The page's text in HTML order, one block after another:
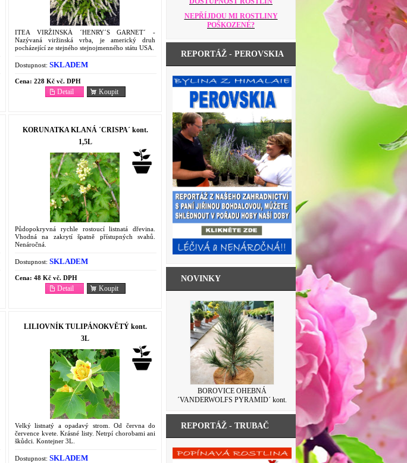
ITEA VIRŽINSKÁ ´HENRY´S GARNET´ -
Nazývaná viržinská vrba, je americký druh
pocházející ze stejného stejnojmenného státu USA.
Dostupnost: SKLADEM
Cena: 228 Kč vč. DPH
Koupit
Detail
KORUNATKA KLANÁ ´CRISPA´ kont.
1,5L
Půdopokryvná rychle rostoucí listnatá dřevina.
Vhodná na zakrytí špatně přístupných svahů.
Nenáročná.
Dostupnost: SKLADEM
Cena: 48 Kč vč. DPH
Koupit
Detail
LILIOVNÍK TULIPÁNOKVĚTÝ kont.
3L
Velký listnatý a opadavý strom. Od června do
července kvete. Krásné listy. Netrpí chorobami ani
škůdci. Kontejner 3L.
Dostupnost: SKLADEM
NEPŘÍJDOU MI ROSTLINY
POŠKOZENÉ?
REPORTÁŽ - PEROVSKIA
NOVINKY
BOROVICE OHEBNÁ
´VANDERWOLFS PYRAMID´ kont.
SKLENICE ZAVAŘOVACÍ S VÍČKEM
LEVANDULE 500ML
REPORTÁŽ - TRUBAČ